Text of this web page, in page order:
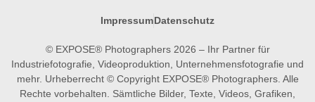
ImpressumDatenschutz
© EXPOSE® Photographers 2026 – Ihr Partner für
Industriefotografie, Videoproduktion, Unternehmensfotografie und
mehr. Urheberrecht © Copyright EXPOSE® Photographers. Alle
Rechte vorbehalten. Sämtliche Bilder, Texte, Videos, Grafiken,